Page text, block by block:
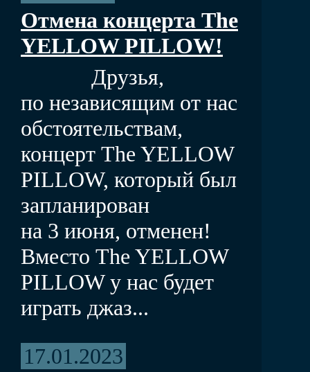
Отмена концерта The
YELLOW PILLOW!
Друзья,
по независящим от нас
обстоятельствам,
концерт The YELLOW
PILLOW, который был
запланирован
на 3 июня, отменен!
Вместо The YELLOW
PILLOW у нас будет
играть джаз...
17.01.2023